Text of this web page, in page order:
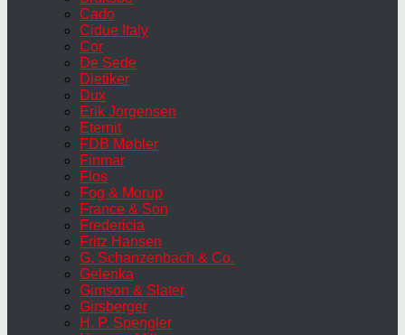
Cado
Cidue Italy
Cor
De Sede
Dietiker
Dux
Erik Jorgensen
Eternit
FDB Møbler
Finmar
Flos
Fog & Morup
France & Son
Fredericia
Fritz Hansen
G. Schanzenbach & Co.
Gelenka
Gimson & Slater
Girsberger
H. P. Spengler